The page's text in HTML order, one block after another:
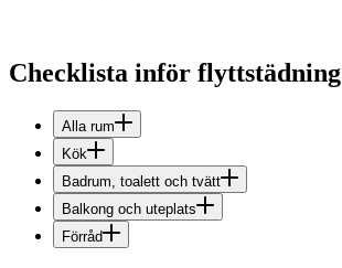
Checklista inför flyttstädning
Alla rum
Kök
Badrum, toalett och tvätt
Balkong och uteplats
Förråd